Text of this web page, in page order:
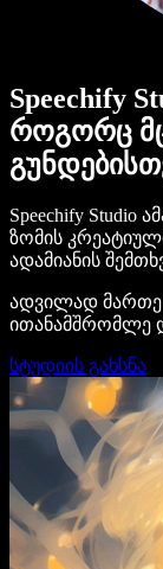
Speechify
როგორც
Speechify Studio
ზომის
ადამიანის
ადვილად მართე
ითანამშრომლე
სტუდიის გახსნა